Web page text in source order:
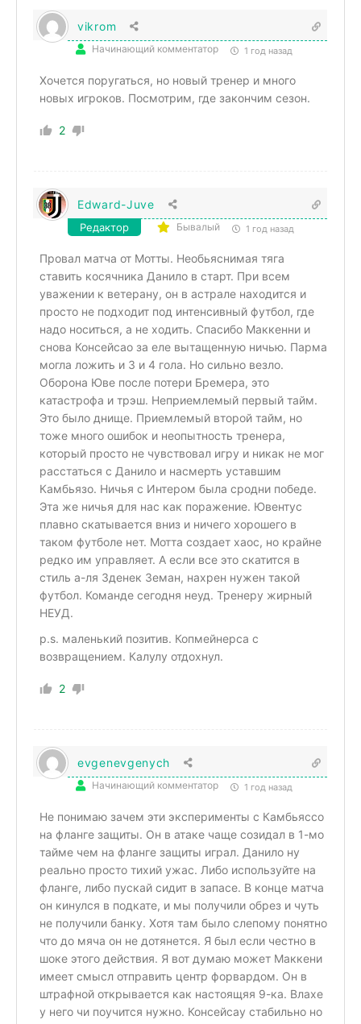
vikrom
Начинающий комментатор 1 год назад
Хочется поругаться, но новый тренер и много
новых игроков. Посмотрим, где закончим сезон.
2
Edward-Juve
Редактор Бывалый 1 год назад
Провал матча от Мотты. Необьяснимая тяга
ставить косячника Данило в старт. При всем
уважении к ветерану, он в астрале находится и
просто не подходит под интенсивный футбол, где
надо носиться, а не ходить. Спасибо Маккенни и
снова Консейсао за еле вытащенную ничью. Парма
могла ложить и 3 и 4 гола. Но сильно везло.
Оборона Юве после потери Бремера, это
катастрофа и трэш. Неприемлемый первый тайм.
Это было днище. Приемлемый второй тайм, но
тоже много ошибок и неопытность тренера,
который просто не чувствовал игру и никак не мог
расстаться с Данило и насмерть уставшим
Камбьязо. Ничья с Интером была сродни победе.
Эта же ничья для нас как поражение. Ювентус
плавно скатывается вниз и ничего хорошего в
таком футболе нет. Мотта создает хаос, но крайне
редко им управляет. А если все это скатится в
стиль а-ля Зденек Земан, нахрен нужен такой
футбол. Команде сегодня неуд. Тренеру жирный
НЕУД.
p.s. маленький позитив. Копмейнерса с
возвращением. Калулу отдохнул.
2
evgenevgenych
Начинающий комментатор 1 год назад
Не понимаю зачем эти эксперименты с Камбьяссо
на фланге защиты. Он в атаке чаще созидал в 1-мо
тайме чем на фланге защиты играл. Данило ну
реально просто тихий ужас. Либо используйте на
фланге, либо пускай сидит в запасе. В конце матча
он кинулся в подкате, и мы получили обрез и чуть
не получили банку. Хотя там было слепому понятно
что до мяча он не дотянется. Я был если честно в
шоке этого действия. Я вот думаю может Маккени
имеет смысл отправить центр форвардом. Он в
штрафной открывается как настоящяя 9-ка. Влахе
у него чи поучится нужно. Консейсау стабильно но